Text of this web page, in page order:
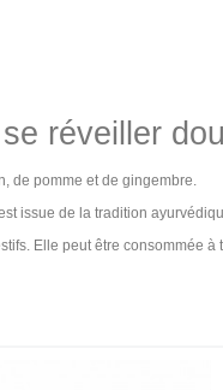
réveiller
de pomme et de gingembre.
issue de la tradition
Elle peut être consommée